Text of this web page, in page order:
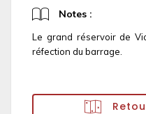
Notes :
Le grand réservoir de
réfection du barrage.